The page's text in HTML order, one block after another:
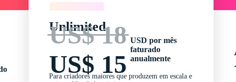
Unlimited
US$ 18
US$ 15
USD por mês
faturado
anualmente
Para criadores maiores que produzem em escala e